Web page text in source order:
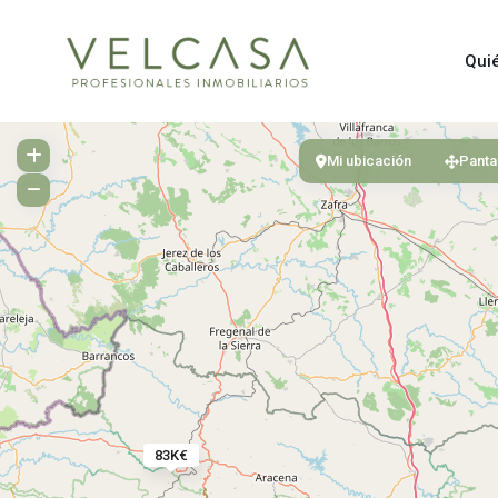
83K€
Mi ubicación